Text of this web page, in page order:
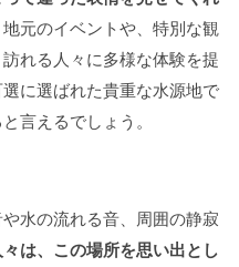
元のイベントや、特別な観
れる人々に多様な体験を提
に選ばれた貴重な水源地で
言えるでしょう。
水の流れる音、周囲の静寂
は、この場所を思い出とし